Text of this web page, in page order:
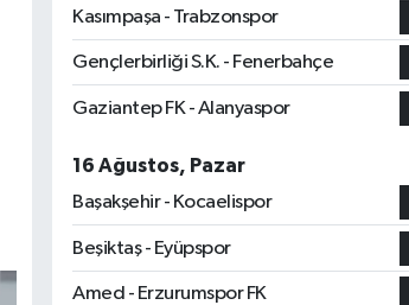
Kasımpaşa - Trabzonspor
Gençlerbirliği S.K. - Fenerbahçe
Gaziantep FK - Alanyaspor
16 Ağustos, Pazar
Başakşehir - Kocaelispor
Beşiktaş - Eyüpspor
Amed - Erzurumspor FK